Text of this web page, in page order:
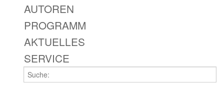
AUTOREN
PROGRAMM
AKTUELLES
SERVICE